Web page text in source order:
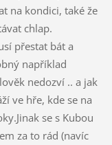
na kondici, také že
chlap.
přestat bát a
například
nedozví .. a jak
ve hře, kde se na
se s Kubou
za to rád (navíc